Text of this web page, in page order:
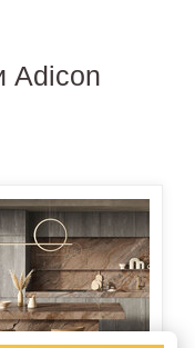
Adicon